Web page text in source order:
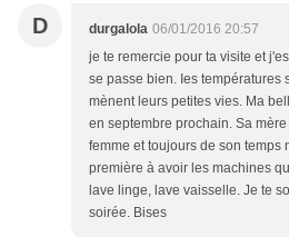
D durgalola 06/01/2016 20:57
je te remercie pour ta visite et
se passe bien. Ies températures
mènent leurs petites vies. Ma
en septembre prochain. Sa
femme et toujours de son temps
première à avoir les machines
lave linge, lave vaisselle. Je te
soirée. Bises